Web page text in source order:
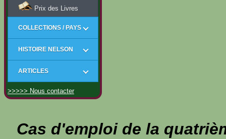
Prix des Livres
COLLECTIONS / PAYS
HISTOIRE NELSON
ARTICLES
>>>>> Nous contacter
Cas d'emploi de la